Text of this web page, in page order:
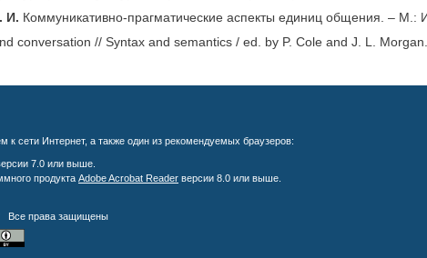
И. Коммуникативно-прагматические аспекты единиц общения. – М.:
conversation // Syntax and semantics / ed. by P. Cole and J. L.
сети Интернет, а также один из рекомендуемых браузеров:
7.0 или выше.
продукта Adobe Acrobat Reader версии 8.0 или выше.
Все права защищены